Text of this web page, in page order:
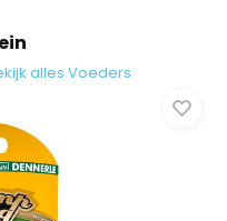
alles Voeders